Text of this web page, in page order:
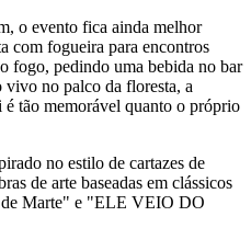
o evento fica ainda melhor
com fogueira para encontros
fogo, pedindo uma bebida no bar
no palco da floresta, a
é tão memorável quanto o próprio
no estilo de cartazes de
de arte baseadas em clássicos
Marte" e "ELE VEIO DO